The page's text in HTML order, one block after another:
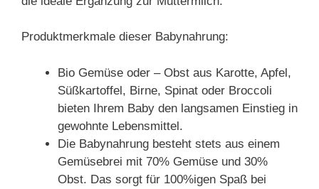
Produktmerkmale dieser Babynahrung:
Bio Gemüse oder – Obst aus Karotte, Apfel,
Süßkartoffel, Birne, Spinat oder Broccoli
bieten Ihrem Baby den langsamen Einstieg in
gewohnte Lebensmittel.
Die Babynahrung besteht stets aus einem
Gemüsebrei mit 70% Gemüse und 30%
Obst. Das sorgt für 100%igen Spaß bei